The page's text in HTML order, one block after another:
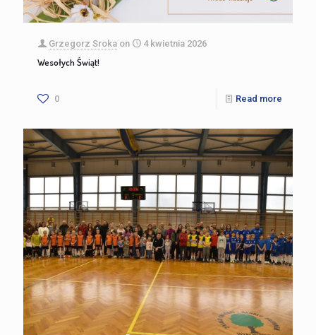
Grzegorz Sroka on 4 kwietnia 2026
Wesołych Świąt!
0 Read more